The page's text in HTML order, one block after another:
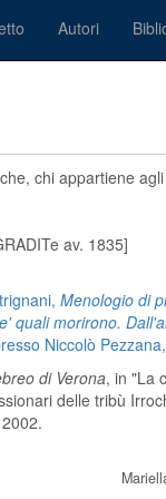
Autori
chi appartiene
av. 1835]
Menologio di
quali morirono.
Niccolò Pezzana,
di Verona, in "La
delle tribù